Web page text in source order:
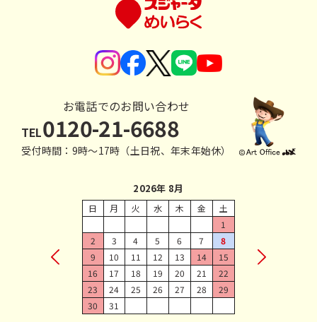
お電話でのお問い合わせ
TEL0120-21-6688
受付時間：9時〜17時（土日祝、年末年始休）
2026年 8月
日 月 火 水 木 金
土
1
2
3 4 5 6 7
8
9
10 11 12 13 14
15
16
17 18 19 20 21
22
23
24 25 26 27 28
29
30
31